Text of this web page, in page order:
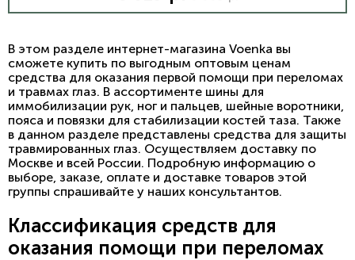
В этом разделе интернет-магазина Voenka вы
сможете купить по выгодным оптовым ценам
средства для оказания первой помощи при переломах
и травмах глаз. В ассортименте шины для
иммобилизации рук, ног и пальцев, шейные воротники,
пояса и повязки для стабилизации костей таза. Также
в данном разделе представлены средства для защиты
травмированных глаз. Осуществляем доставку по
Москве и всей России. Подробную информацию о
выборе, заказе, оплате и доставке товаров этой
группы спрашивайте у наших консультантов.
Классификация средств для
оказания помощи при переломах